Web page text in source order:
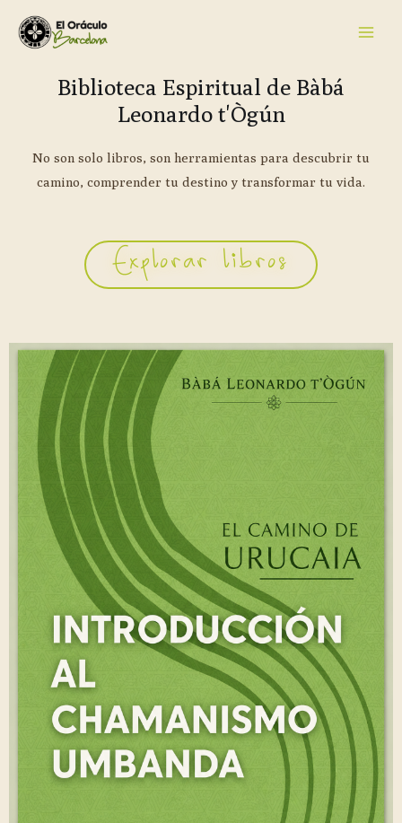
Biblioteca Espiritual de Bàbá
Leonardo t'Ògún
No son solo libros, son herramientas para descubrir tu
camino, comprender tu destino y transformar tu vida.
Explorar libros